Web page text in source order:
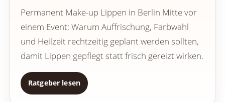
Permanent Make-up Lippen in Berlin Mitte vor
einem Event: Warum Auffrischung, Farbwahl
und Heilzeit rechtzeitig geplant werden sollten,
damit Lippen gepflegt statt frisch gereizt wirken.
Ratgeber lesen